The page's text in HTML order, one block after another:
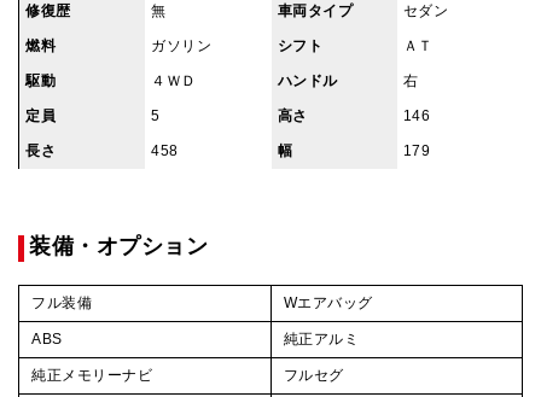
修復歴 無 車両タイプ セダン
燃料 ガソリン シフト ＡＴ
駆動 ４ＷＤ ハンドル 右
定員 5 高さ 146
長さ 458 幅 179
装備・オプション
フル装備 Wエアバッグ
ABS 純正アルミ
純正メモリーナビ フルセグ